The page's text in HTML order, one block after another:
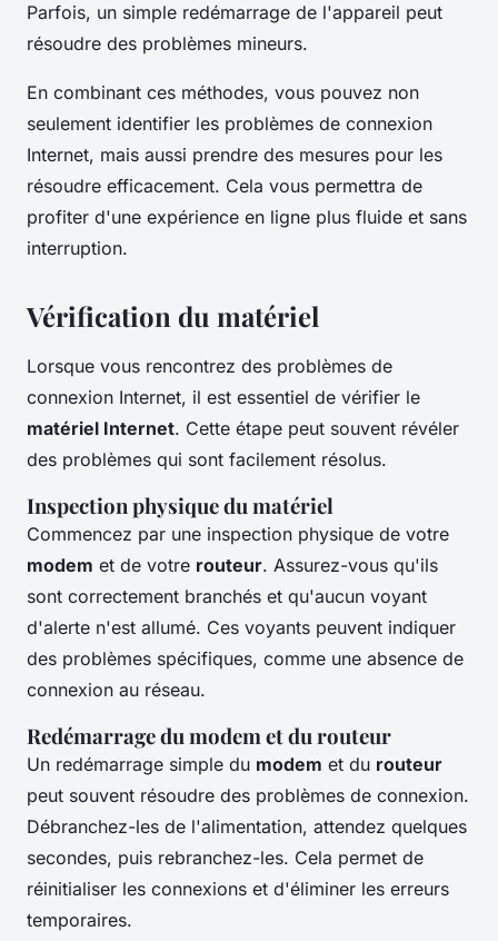
Parfois, un simple redémarrage de l'appareil peut
résoudre des problèmes mineurs.
En combinant ces méthodes, vous pouvez non
seulement identifier les problèmes de connexion
Internet, mais aussi prendre des mesures pour les
résoudre efficacement. Cela vous permettra de
profiter d'une expérience en ligne plus fluide et sans
interruption.
Vérification du matériel
Lorsque vous rencontrez des problèmes de
connexion Internet, il est essentiel de vérifier le
matériel Internet. Cette étape peut souvent révéler
des problèmes qui sont facilement résolus.
Inspection physique du matériel
Commencez par une inspection physique de votre
modem et de votre routeur. Assurez-vous qu'ils
sont correctement branchés et qu'aucun voyant
d'alerte n'est allumé. Ces voyants peuvent indiquer
des problèmes spécifiques, comme une absence de
connexion au réseau.
Redémarrage du modem et du routeur
Un redémarrage simple du modem et du routeur
peut souvent résoudre des problèmes de connexion.
Débranchez-les de l'alimentation, attendez quelques
secondes, puis rebranchez-les. Cela permet de
réinitialiser les connexions et d'éliminer les erreurs
temporaires.